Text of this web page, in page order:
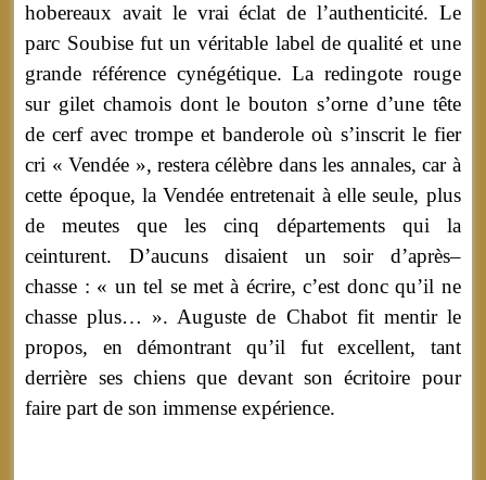
hobereaux avait le vrai éclat de l’authenticité. Le
parc Soubise fut un véritable label de qualité et une
grande référence cynégétique. La redingote rouge
sur gilet chamois dont le bouton s’orne d’une tête
de cerf avec trompe et banderole où s’inscrit le fier
cri « Vendée », restera célèbre dans les annales, car à
cette époque, la Vendée entretenait à elle seule, plus
de meutes que les cinq départements qui la
ceinturent. D’aucuns disaient un soir d’après–
chasse : « un tel se met à écrire, c’est donc qu’il ne
chasse plus… ». Auguste de Chabot fit mentir le
propos, en démontrant qu’il fut excellent, tant
derrière ses chiens que devant son écritoire pour
faire part de son immense expérience.